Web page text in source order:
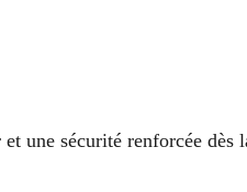
une sécurité renforcée dès